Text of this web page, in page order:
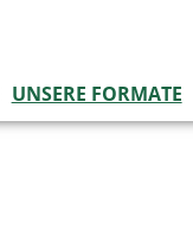
UNSERE FORMATE